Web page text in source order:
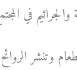
في
وتنشر